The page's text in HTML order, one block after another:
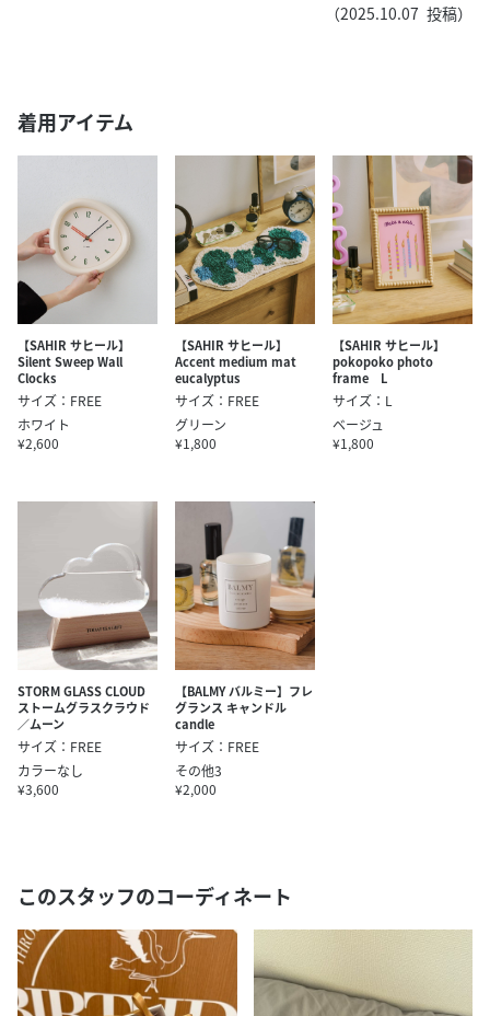
（2025.10.07 投稿）
着用アイテム
【SAHIR サヒール】
Silent Sweep Wall
Clocks
サイズ：FREE
ホワイト
¥2,600
【SAHIR サヒール】
Accent medium mat
eucalyptus
サイズ：FREE
グリーン
¥1,800
【SAHIR サヒール】
pokopoko photo
frame L
サイズ：L
ベージュ
¥1,800
STORM GLASS CLOUD
ストームグラスクラウド
／ムーン
サイズ：FREE
カラーなし
¥3,600
【BALMY バルミー】フレ
グランス キャンドル
candle
サイズ：FREE
その他3
¥2,000
このスタッフのコーディネート